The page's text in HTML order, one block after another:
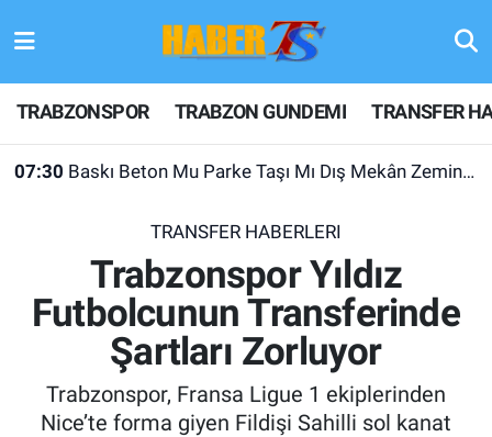
TRABZONSPOR TRABZON GUNDEMI TRANSFER
07:30 Baskı Beton Mu Parke Taşı Mı Dış Mekân Zeminlerinde İki Uygulama
TRANSFER HABERLERI
Trabzonspor Yıldız
Futbolcunun Transferinde
Şartları Zorluyor
Trabzonspor, Fransa Ligue 1 ekiplerinden
Nice’te forma giyen Fildişi Sahilli sol kanat
TRABZONSPOR
TRABZON GUNDEMI
KULİS MEYDANI
1461 TRABZON
FUTBOL
Hava Durumu
Trafik Durumu
Son Dakika Haberleri
Haber Arşivi